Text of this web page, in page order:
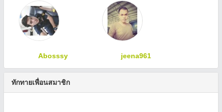
Abosssy jeena961
ทักทายเพื่อนสมาชิก